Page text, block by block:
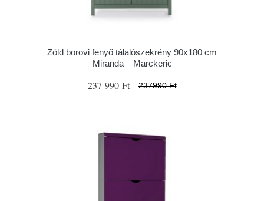
Zöld borovi fenyő tálalószekrény 90x180 cm
Miranda – Marckeric
237 990 Ft 237990 Ft